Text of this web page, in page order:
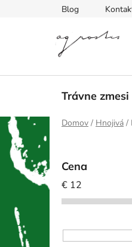
Blog
Trávne zmesi
Domov / Hnojivá /
o
č
n
Cena
€ 12